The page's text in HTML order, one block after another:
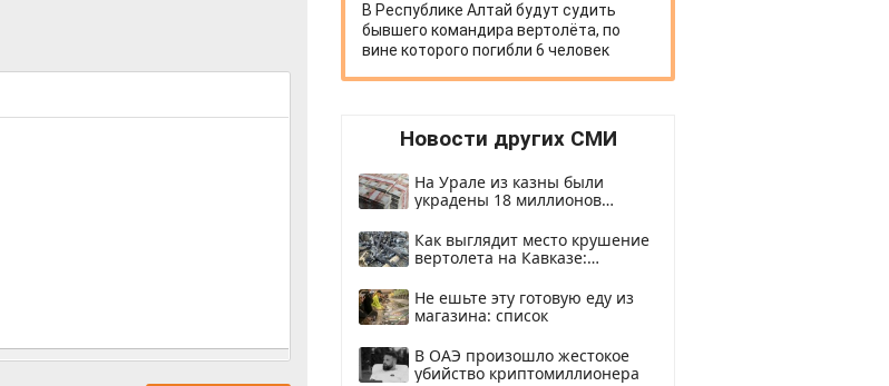
В Республике Алтай будут судить
бывшего командира вертолёта, по
вине которого погибли 6 человек
Новости других СМИ
На Урале из казны были
украдены 18 миллионов
Как выглядит место крушение
вертолета на Кавказе:
Не ешьте эту готовую еду из
магазина: список
В ОАЭ произошло жестокое
убийство криптомиллионера